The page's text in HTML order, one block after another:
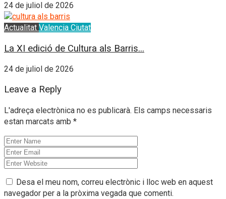
24 de juliol de 2026
Actualitat Valencia Ciutat
La XI edició de Cultura als Barris...
24 de juliol de 2026
Leave a Reply
L'adreça electrònica no es publicarà. Els camps necessaris
estan marcats amb *
Desa el meu nom, correu electrònic i lloc web en aquest
navegador per a la pròxima vegada que comenti.